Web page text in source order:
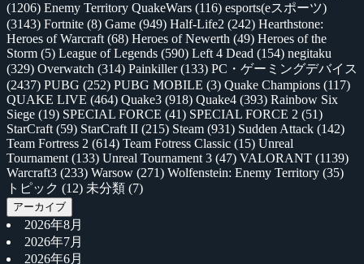
(1206) Enemy Territory QuakeWars (116) esports(eスポーツ)
(3143) Fortnite (8) Game (949) Half-Life2 (242) Hearthstone:
Heroes of Warcraft (68) Heroes of Newerth (49) Heroes of the
Storm (5) League of Legends (590) Left 4 Dead (154) negitaku
(329) Overwatch (314) Painkiller(133) PC・ゲーミングデバイス
(2437) PUBG (252) PUBG MOBILE (3) Quake Champions (117)
QUAKE LIVE (464) Quake3 (918) Quake4 (393) Rainbow Six
Siege (19) SPECIAL FORCE (41) SPECIAL FORCE 2 (51)
StarCraft (59) StarCraft II (215) Steam (931) Sudden Attack (142)
Team Fortress 2 (614) Team Fotress Classic (15) Unreal
Tournament (133) Unreal Tournament 3 (47) VALORANT (1139)
Warcraft3 (233) Warsow (271) Wolfenstein: Enemy Territory (35)
トピック (12) 未分類 (7)
アーカイブ
2026年8月
2026年7月
2026年6月